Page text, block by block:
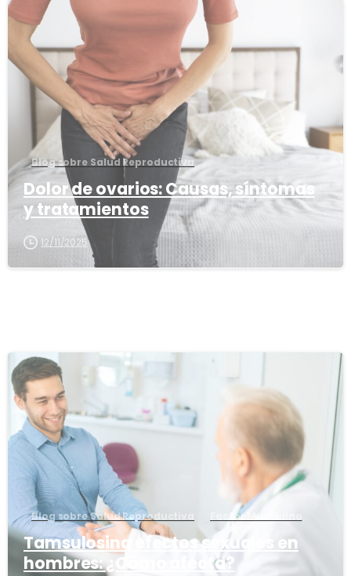
Blog sobre Salud Reproductiva
Dolor de ovarios: Causas, síntomas
y tratamientos
12/11/2025
Blog sobre Salud Reproductiva Factor Masculino
Tamsulosina efectos sexuales en
hombres: ¿Cómo afecta?